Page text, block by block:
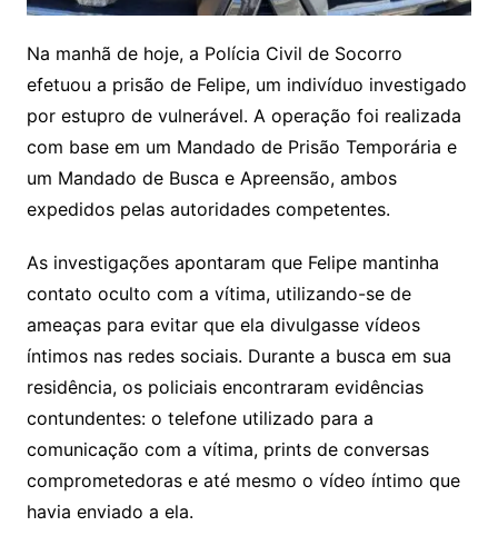
Na manhã de hoje, a Polícia Civil de Socorro
efetuou a prisão de Felipe, um indivíduo investigado
por estupro de vulnerável. A operação foi realizada
com base em um Mandado de Prisão Temporária e
um Mandado de Busca e Apreensão, ambos
expedidos pelas autoridades competentes.
As investigações apontaram que Felipe mantinha
contato oculto com a vítima, utilizando-se de
ameaças para evitar que ela divulgasse vídeos
íntimos nas redes sociais. Durante a busca em sua
residência, os policiais encontraram evidências
contundentes: o telefone utilizado para a
comunicação com a vítima, prints de conversas
comprometedoras e até mesmo o vídeo íntimo que
havia enviado a ela.